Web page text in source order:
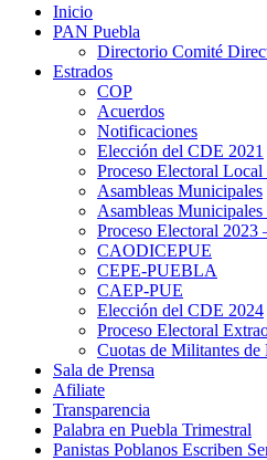
Inicio
PAN Puebla
Directorio Comité
Estrados
COP
Acuerdos
Notificaciones
Elección del CDE 2021
Proceso Electoral Local
Asambleas Municipales
Asambleas
Proceso Electoral 2023
CAODICEPUE
CEPE-PUEBLA
CAEP-PUE
Elección del CDE 2024
Proceso Electoral
Cuotas de Militantes de
Sala de Prensa
Afiliate
Transparencia
Palabra en Puebla Trimestral
Panistas Poblanos Escriben